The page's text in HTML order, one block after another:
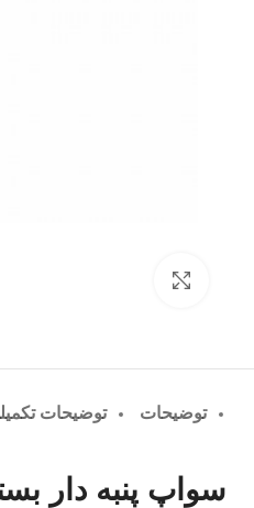
توضیحات توضیحات
سواپ پنبه دار بسته 100